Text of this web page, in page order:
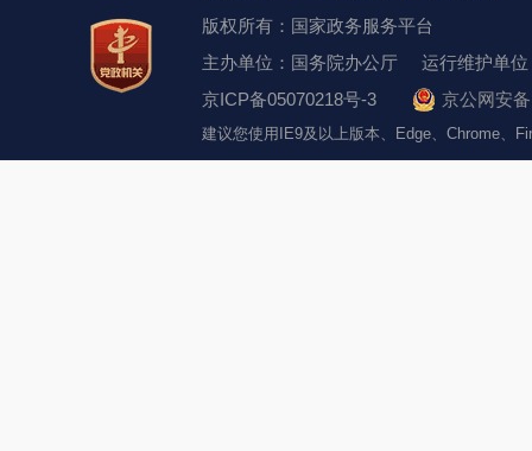
版权所有：国家政务服务平台
主办单位：国务院办公厅
运行维护单
京ICP备05070218号-3
京公网安
建议您使用IE9及以上版本、Edge、Chrome、